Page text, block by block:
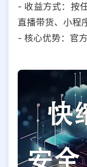
- 收益方式：按
直播带货、小程
- 核心优势：官